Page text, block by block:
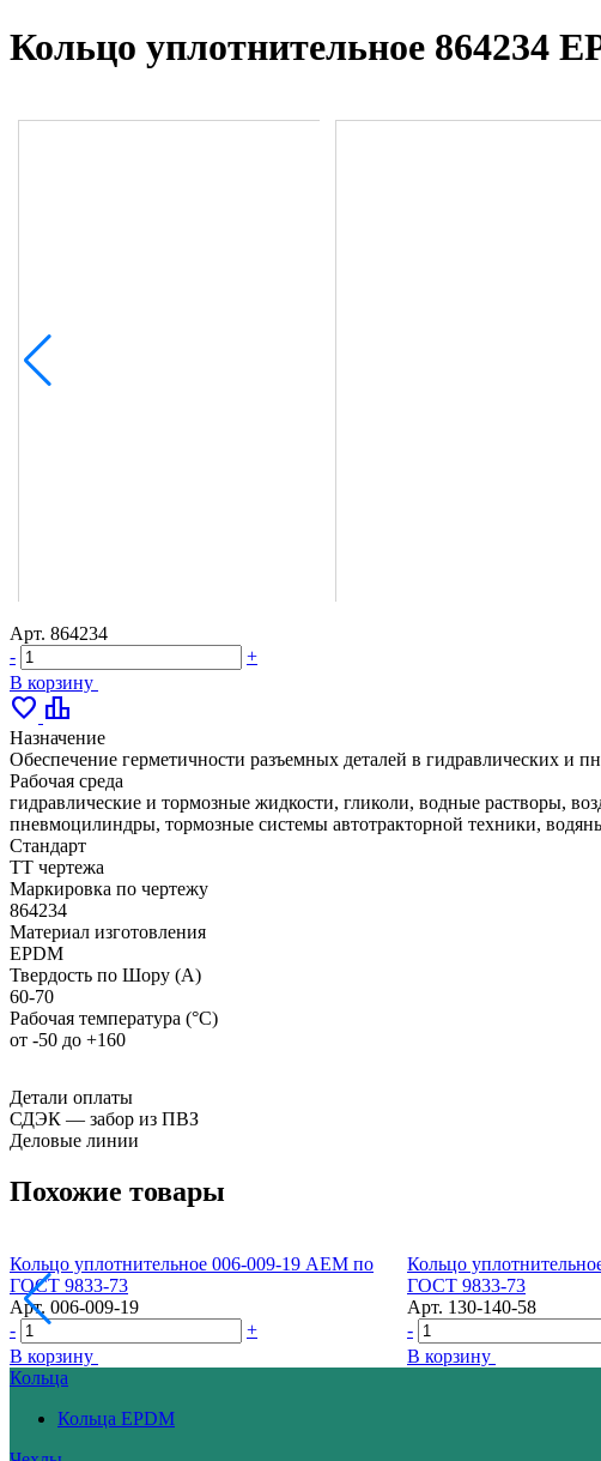
Кольцо уплотнительное 864234
Арт. 864234
-
+
В корзину
favorite leaderboard
Назначение
Обеспечение герметичности разъемных деталей в гидравлических и
Рабочая среда
гидравлические и тормозные жидкости, гликоли, водные растворы,
пневмоцилиндры, тормозные системы автотракторной техники,
Стандарт
ТТ чертежа
Маркировка по чертежу
864234
Материал изготовления
EPDM
Твердость по Шору (А)
60-70
Рабочая температура (°С)
от -50 до +160
Детали оплаты
СДЭК — забор из ПВЗ
Деловые линии
Похожие товары
Кольцо уплотнительное 006-009-19 AEM по
ГОСТ 9833-73
Арт. 006-009-19
-
+
В корзину
Кольцо
ГОСТ 9833-73
Арт. 130-140-58
-
В корзину
Кольца
Кольца EPDM